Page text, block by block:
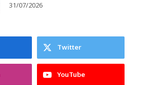
31/07/2026
Twitter
YouTube